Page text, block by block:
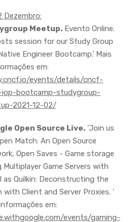
Dezembro:
Meetup. Evento Online.
session for our Study Group
Engineer Bootcamp.' Mais
em:
events/details/cncf-
bootcamp-studygroup-
2021-12-02/
Open Source Live.'Join us
Match: An Open Source
Open Saves - Game storage
Multiplayer Game Servers with
as Quilkin: Deconstructing the
with Client and Server Proxies. '
em:
events/gaming-